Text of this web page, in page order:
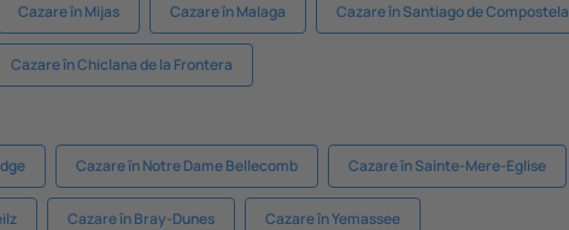
Cazare în Mijas Cazare în Malaga Cazare în Santiago de Compostela
Cazare în Chiclana de la Frontera
Cazare în Notre Dame Bellecomb Cazare în Sainte-Mere-Eglise
Cazare în Bray-Dunes Cazare în Yemassee